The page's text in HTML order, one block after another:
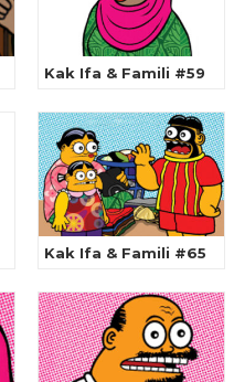
Kak Ifa & Famili #59
Kak Ifa & Famili #65